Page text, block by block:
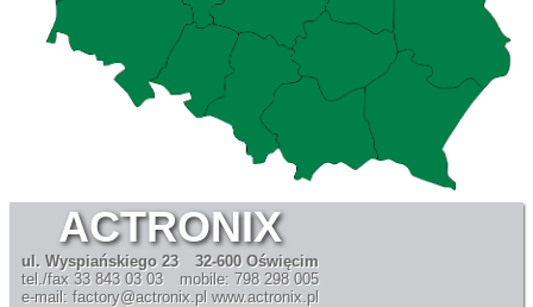
ACTRONIX
ul. Wyspiańskiego 23
tel./fax 33 843 03 03
e-mail: factory@actronix.pl
32-600 Oświęcim
mobile: 798 298 005
www.actronix.pl